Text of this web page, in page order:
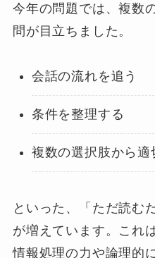
今年の問題では、複数
問が目立ちました。
会話の流れを追う
条件を整理する
複数の選択肢から適
といった、「ただ読む
が増えています。これ
情報処理の力や論理的